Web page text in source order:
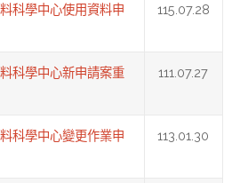
科學中心使用資料申
115.07.28
科學中心新申請案重
111.07.27
科學中心變更作業申
113.01.30